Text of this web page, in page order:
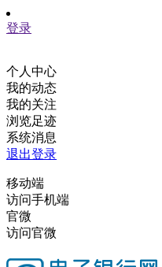
登录
个人中心
我的动态
我的关注
浏览足迹
系统消息
退出登录
移动端
访问手机端
官微
访问官微